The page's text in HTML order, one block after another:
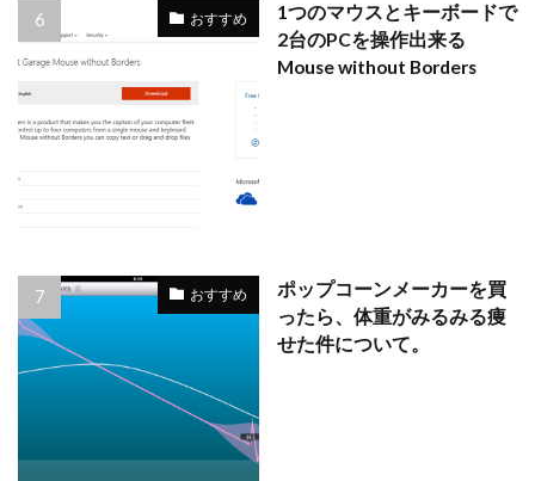
おすすめ
1つのマウスとキーボードで
2台のPCを操作出来る
Mouse without Borders
おすすめ
ポップコーンメーカーを買
ったら、体重がみるみる痩
せた件について。